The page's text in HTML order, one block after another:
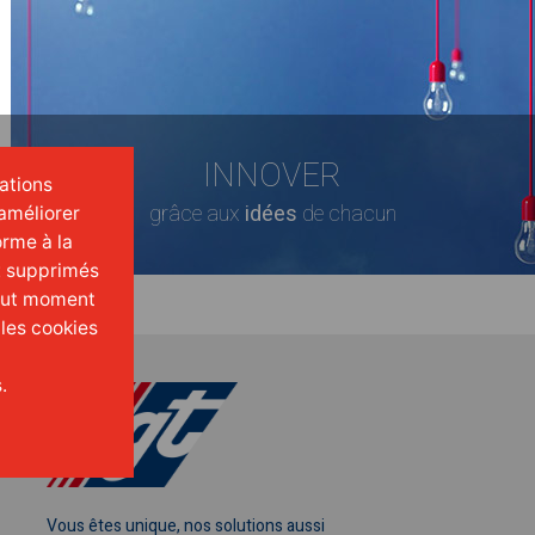
INNOVER
grâce aux idées de chacun
Vous êtes unique, nos solutions aussi
à la
supprimés
moment
cookies